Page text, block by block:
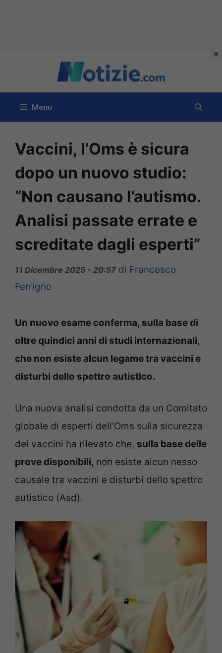
contenuto
Menu
Vaccini, l’Oms è sicura
dopo un nuovo studio:
“Non causano l’autismo.
Analisi passate errate e
screditate dagli esperti”
11 Dicembre 2025 - 20:57 di Francesco
Ferrigno
Un nuovo esame conferma, sulla base di
oltre quindici anni di studi internazionali,
che non esiste alcun legame tra vaccini e
disturbi dello spettro autistico.
Una nuova analisi condotta da un Comitato
globale di esperti dell’Oms sulla sicurezza
dei vaccini ha rilevato che, sulla base delle
prove disponibili, non esiste alcun nesso
causale tra vaccini e disturbi dello spettro
autistico (Asd).